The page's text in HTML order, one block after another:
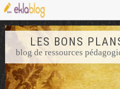
LES BONS
blog de ressources